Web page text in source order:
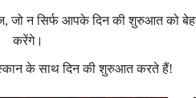
न सिर्फ आपके दिन की शुरुआत को
करेंगे।
के साथ दिन की शुरुआत करते हैं!